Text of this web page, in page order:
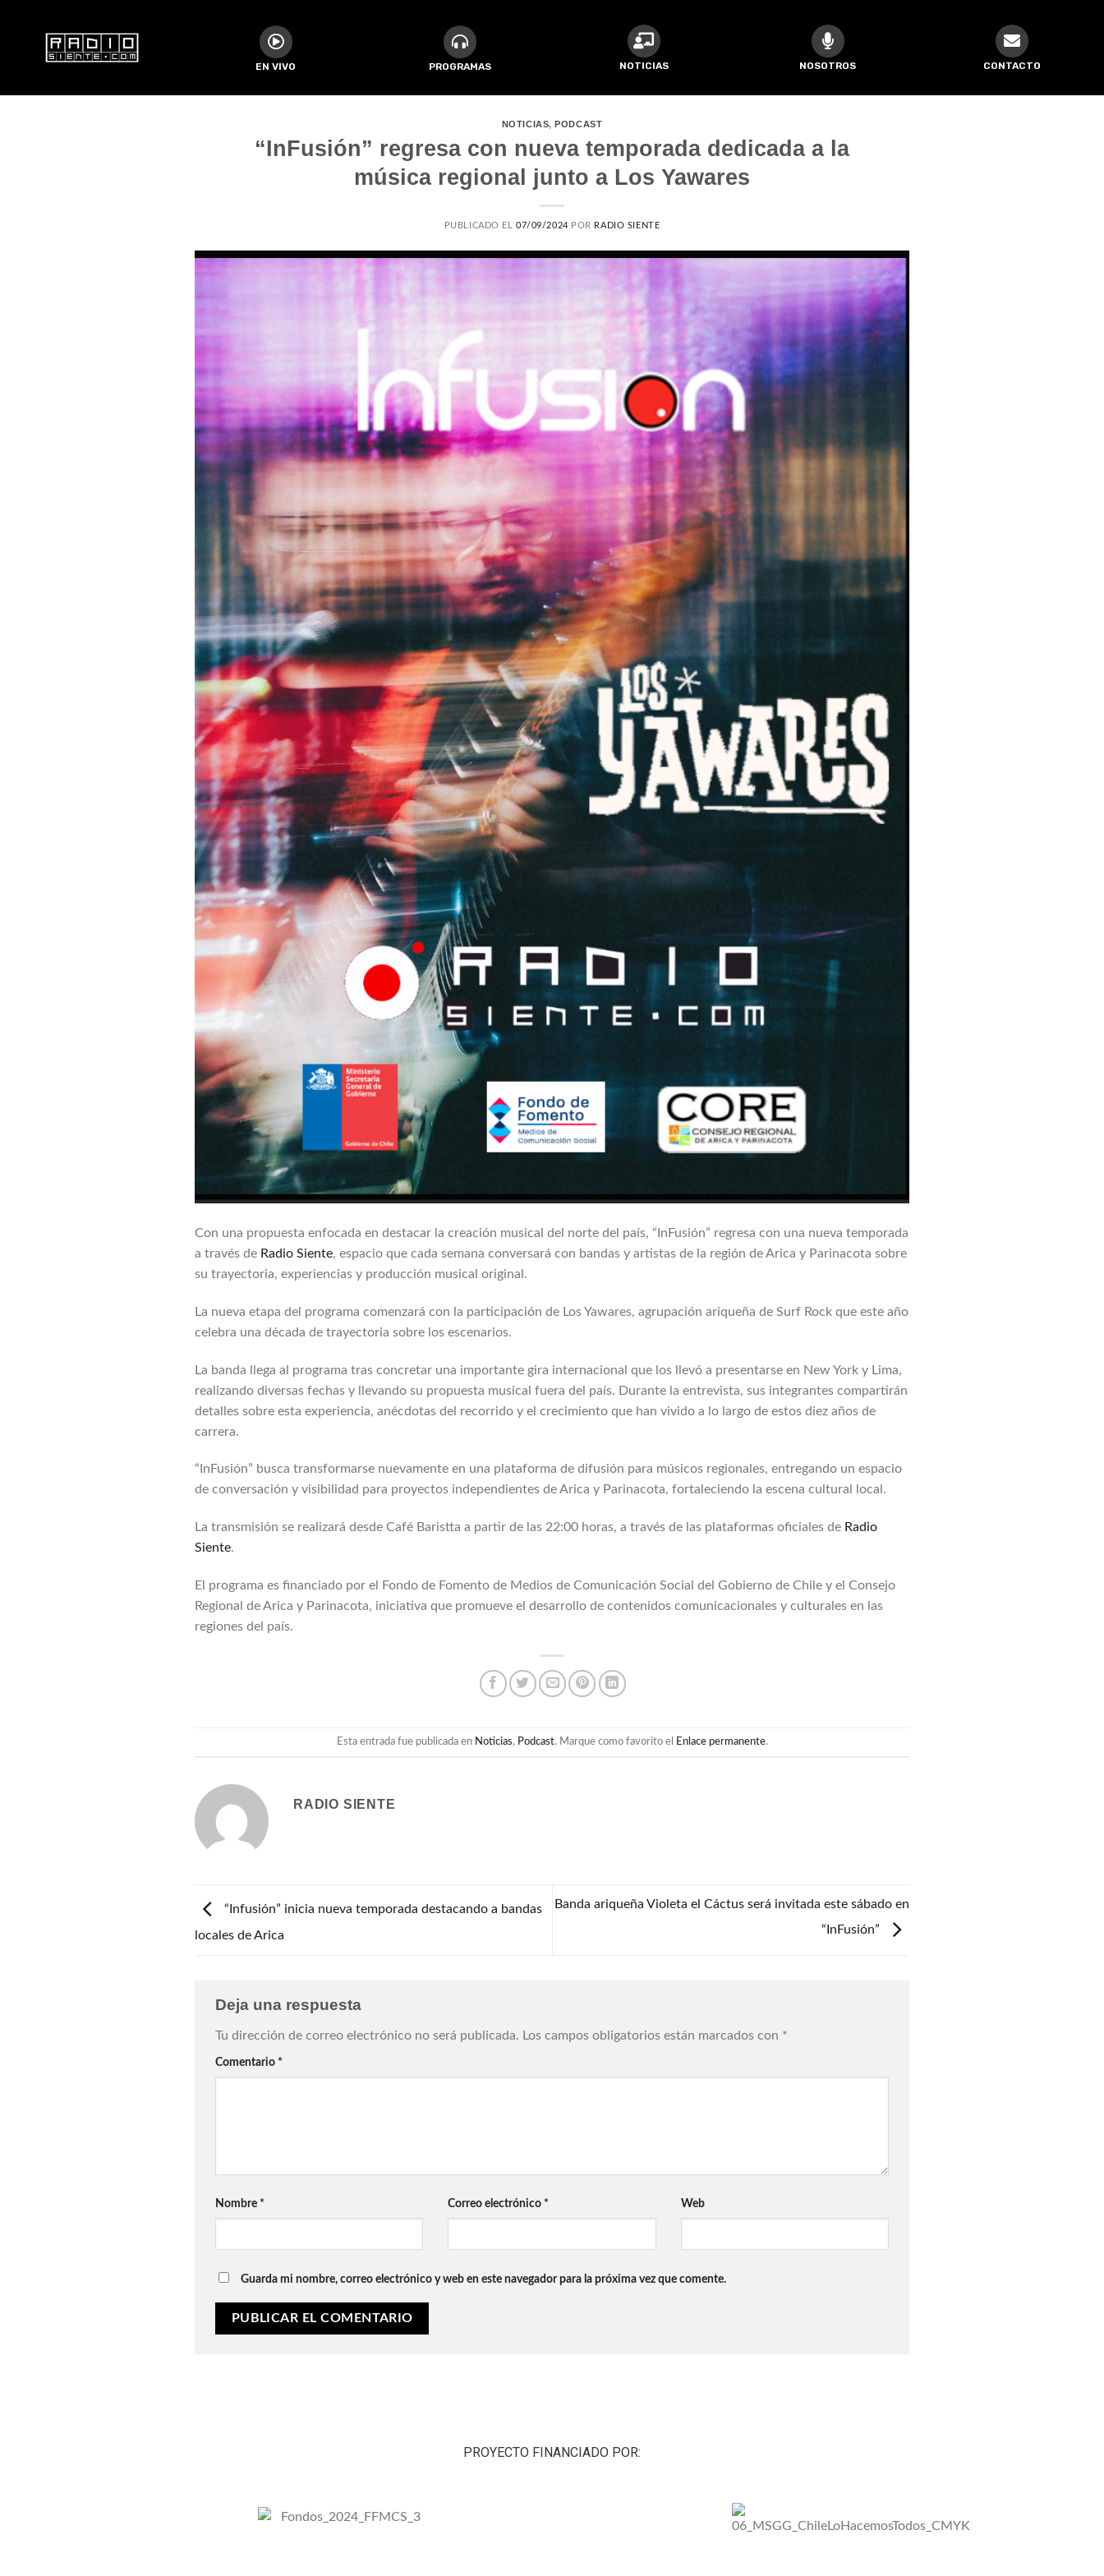
EN VIVO PROGRAMAS NOTICIAS NOSOTROS CONTACTO
NOTICIAS, PODCAST
“InFusión” regresa con nueva temporada dedicada a la
música regional junto a Los Yawares
PUBLICADO EL07/09/2024 POR RADIO SIENTE
Con una propuesta enfocada en destacar la creación musical del norte del país, “InFusión” regresa con una nueva temporada
a través de Radio Siente, espacio que cada semana conversará con bandas y artistas de la región de Arica y Parinacota sobre
su trayectoria, experiencias y producción musical original.
La nueva etapa del programa comenzará con la participación de Los Yawares, agrupación ariqueña de Surf Rock que este año
celebra una década de trayectoria sobre los escenarios.
La banda llega al programa tras concretar una importante gira internacional que los llevó a presentarse en New York y Lima,
realizando diversas fechas y llevando su propuesta musical fuera del país. Durante la entrevista, sus integrantes compartirán
detalles sobre esta experiencia, anécdotas del recorrido y el crecimiento que han vivido a lo largo de estos diez años de
carrera.
“InFusión” busca transformarse nuevamente en una plataforma de difusión para músicos regionales, entregando un espacio
de conversación y visibilidad para proyectos independientes de Arica y Parinacota, fortaleciendo la escena cultural local.
La transmisión se realizará desde Café Baristta a partir de las 22:00 horas, a través de las plataformas oficiales de Radio
Siente.
El programa es financiado por el Fondo de Fomento de Medios de Comunicación Social del Gobierno de Chile y el Consejo
Regional de Arica y Parinacota, iniciativa que promueve el desarrollo de contenidos comunicacionales y culturales en las
regiones del país.
Esta entrada fue publicada en Noticias, Podcast. Marque como favorito el Enlace permanente.
RADIO SIENTE
“Infusión” inicia nueva temporada destacando a bandas
locales de Arica
Banda ariqueña Violeta el Cáctus será invitada este sábado en
“InFusión”
Deja una respuesta
Tu dirección de correo electrónico no será publicada. Los campos obligatorios están marcados con *
Comentario *
Nombre * Correo electrónico * Web
Guarda mi nombre, correo electrónico y web en este navegador para la próxima vez que comente.
PROYECTO FINANCIADO POR: